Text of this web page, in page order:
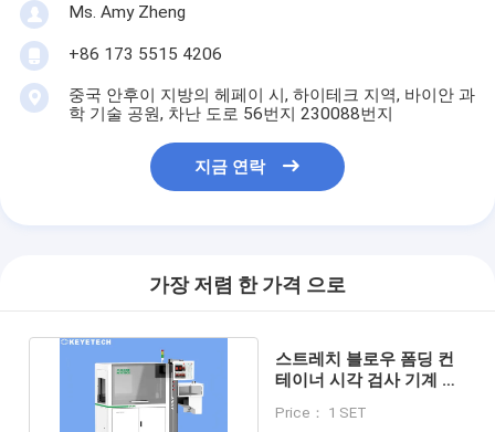
Ms. Amy Zheng
+86 173 5515 4206
중국 안후이 지방의 헤페이 시, 하이테크 지역, 바이안 과
학 기술 공원, 차난 도로 56번지 230088번지
지금 연락
가장 저렴 한 가격 으로
스트레치 블로우 폼딩 컨
테이너 시각 검사 기계 인
Price： 1 SET